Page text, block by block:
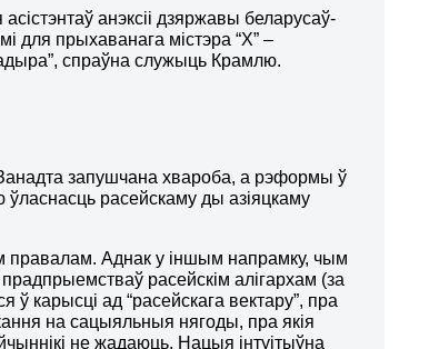
анэксіі дзяржавы беларусаў-
для прыхаванага містэра “Х” –
спраўна служыць Крамлю.
Занадта запушчана хвароба, а рэформы ў
расейскаму ды азіяцкаму
правалам. Аднак у іншым напрамку, чым
расейскім алігархам (за
карысці ад “расейскага вектару”, пра
на сацыяльныя нягоды, пра якія
не жадаюць. Нацыя інтуітыўна